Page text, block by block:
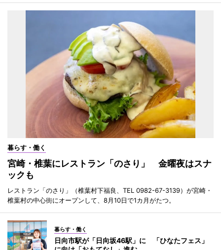
暮らす・働く
宮崎・椎葉にレストラン「のさり」 金曜夜はスナ
ックも
レストラン「のさり」（椎葉村下福良、TEL 0982-67-3139）が宮崎・
椎葉村の中心街にオープンして、8月10日で1カ月がたつ。
暮らす・働く
日向市駅が「日向坂46駅」に 「ひなたフェス」